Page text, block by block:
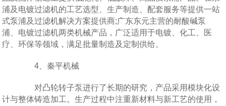
浦及电镀过滤机的工艺选型、生产制造、配套服务等提供一站
式泵浦及过滤机解决方案提供商;广东东元主营的耐酸碱泵
浦、电镀过滤机两类机械产品，广泛适用于电镀、化工、医
疗、环保等领域，满足批量制造及定制供给。
4、秦平机械
对凸轮转子泵进行了长期的研究，产品采用模块化设
计与整体铸造加工。生产过程中注重新材料与新工艺的使用，